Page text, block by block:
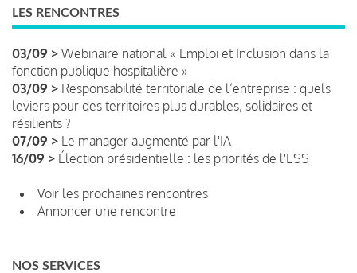
LES RENCONTRES
03/09 > Webinaire national « Emploi et Inclusion dans la
fonction publique hospitalière »
03/09 > Responsabilité territoriale de l’entreprise : quels
leviers pour des territoires plus durables, solidaires et
résilients ?
07/09 > Le manager augmenté par l'IA
16/09 > Élection présidentielle : les priorités de l'ESS
Voir les prochaines rencontres
Annoncer une rencontre
NOS SERVICES